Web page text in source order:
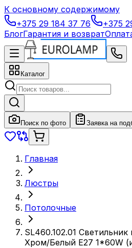
К основному содержимому
+375 29 184 37 76
+375
БлогГарантия и возврат
Каталог
Поиск по фото Заявка на
Главная
Люстры
Потолочные
SL460.102.01
Хром/Белый E27 1*60W